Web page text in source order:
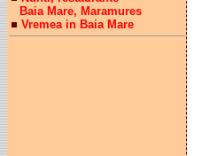
Baia Mare, Maramures
Vremea in Baia Mare